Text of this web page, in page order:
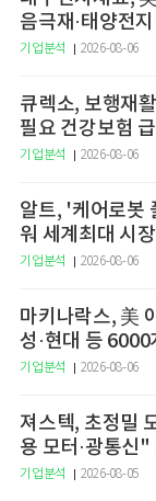
음극재·태양전
기업분석 2026-08-06
큐렉소, 보행재
필요 건강보험
기업분석 2026-08-06
알트, '케어로봇
워 세계최대 시
기업분석 2026-08-06
마키나락스, 美
성·현대 등
기업분석 2026-08-06
져스텍, 초정밀
용 모터·광통신"
기업분석 2026-08-05